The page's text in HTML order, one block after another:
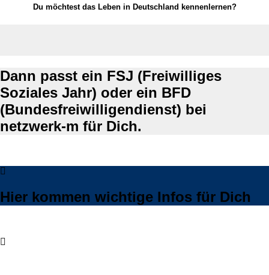
Du möchtest das Leben in Deutschland kennenlernen?
Dann passt ein FSJ (Freiwilliges
Soziales Jahr) oder ein BFD
(Bundesfreiwilligendienst) bei
netzwerk-m für Dich.
Hier kommen wichtige Infos für Dich